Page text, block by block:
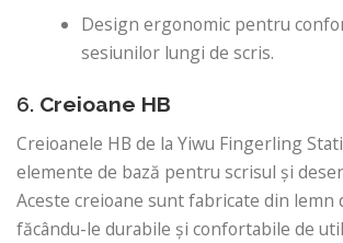
Design ergonomic pentru
sesiunilor lungi de scris.
6. Creioane HB
Creioanele HB de la Yiwu Fingerling
elemente de bază pentru scrisul și
Aceste creioane sunt fabricate din lemn
făcându-le durabile și confortabile de